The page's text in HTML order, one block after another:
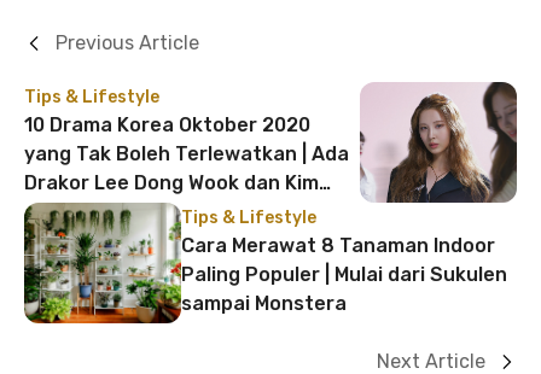
Tips & Lifestyle
10 Drama Korea Oktober 2020
yang Tak Boleh Terlewatkan | Ada
Drakor Lee Dong Wook dan Kim
Beom!
Previous Article
Tips & Lifestyle
Cara Merawat 8 Tanaman Indoor
Paling Populer | Mulai dari Sukulen
sampai Monstera
Next Article